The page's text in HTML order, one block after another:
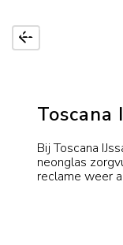
Toscana
Bij Toscana
neonglas
reclame weer